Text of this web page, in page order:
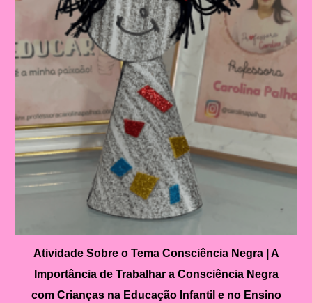
Atividade Sobre o Tema Consciência Negra | A
Importância de Trabalhar a Consciência Negra
com Crianças na Educação Infantil e no Ensino